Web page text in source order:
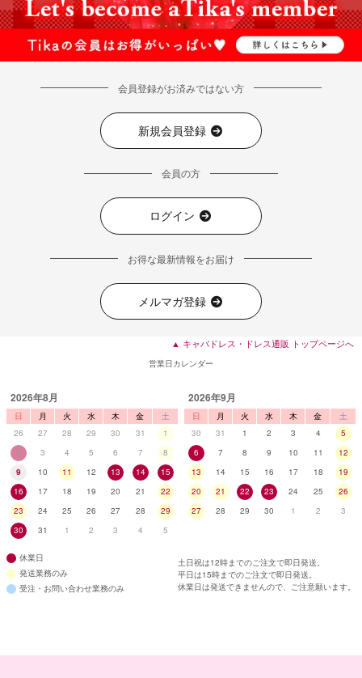
会員登録がお済みではない方
新規会員登録
会員の方
ログイン
お得な最新情報をお届け
メルマガ登録
▲ キャバドレス・ドレス通販 トップページへ
営業日カレンダー
2026年8月
日 月 火 水 木 金
土
26
27 28 29 30 31
1
2
3 4 5 6 7
8
9
10 11 12 13 14
15
16
17 18 19 20 21
22
23
24 25 26 27 28
29
30
31 1 2 3 4 5
2026年9月
日 月 火 水 木 金
土
30
31 1 2 3 4
5
6
7 8 9 10 11
12
13
14 15 16 17 18
19
20
21 22 23 24 25
26
27
28 29 30 1 2 3
休業日
発送業務のみ
受注・お問い合わせ業務のみ
土日祝は12時までのご注文で即日発送。
平日は15時までのご注文で即日発送。
休業日は発送できませんので、ご注意願います。